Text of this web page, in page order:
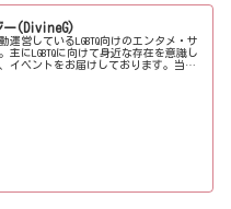
ー(DivineG)
運営しているLGBTQ向けのエンタメ・サ
主にLGBTQに向けて身近な存在を意識し
イベントをお届けしております。当事